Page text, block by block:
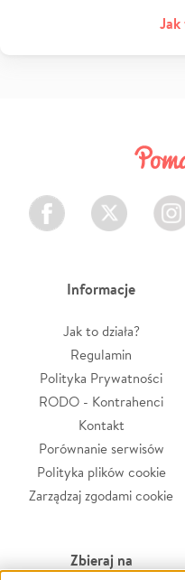
Jak
Facebook Twitter
Informacje
Jak to działa?
Regulamin
Polityka Prywatności
RODO - Kontrahenci
Kontakt
Porównanie serwisów
Polityka plików cookie
Zarządzaj zgodami cookie
Zbieraj na